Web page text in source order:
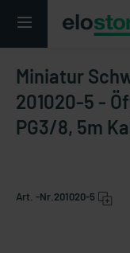
Miniatur
201020-5 -
PG3/8, 5m
Art. -Nr. 201020-5